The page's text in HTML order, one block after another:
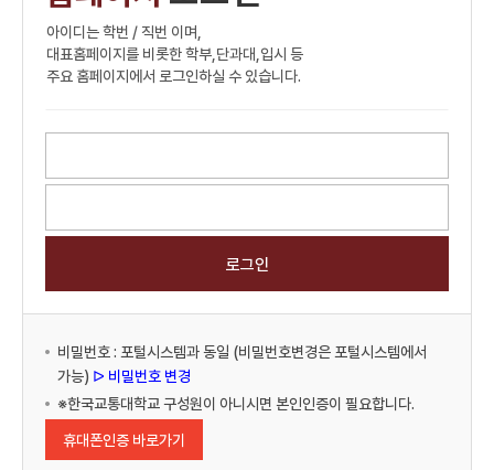
아이디는 학번 / 직번 이며,
대표홈페이지를 비롯한 학부,단과대,입시 등
주요 홈페이지에서 로그인하실 수 있습니다.
비밀번호 : 포털시스템과 동일 (비밀번호변경은 포털시스템에서
가능) ᐅ 비밀번호 변경
※한국교통대학교 구성원이 아니시면 본인인증이 필요합니다.
휴대폰인증 바로가기